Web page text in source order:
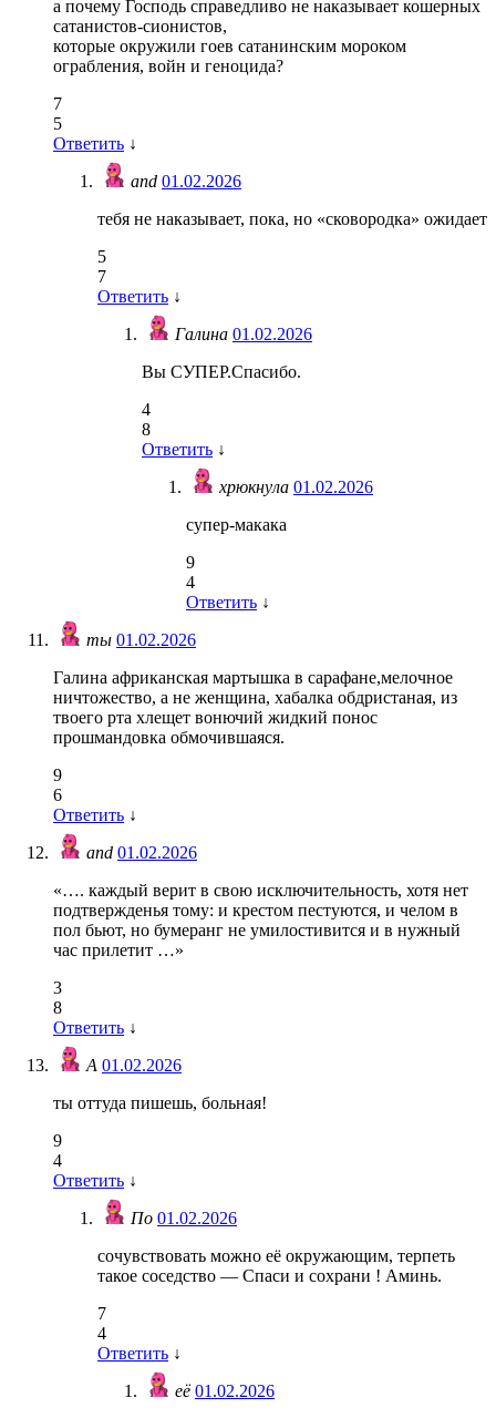
а почему Господь справедливо не наказывает кошерных
сатанистов-сионистов,
которые окружили гоев сатанинским мороком
ограбления, войн и геноцида?
7
5
Ответить ↓
and 01.02.2026
тебя не наказывает, пока, но «сковородка» ожидает
5
7
Ответить ↓
Галина 01.02.2026
Вы СУПЕР.Спасибо.
4
8
Ответить ↓
хрюкнула 01.02.2026
супер-макака
9
4
Ответить ↓
ты 01.02.2026
Галина африканская мартышка в сарафане,мелочное
ничтожество, а не женщина, хабалка обдристаная, из
твоего рта хлещет вонючий жидкий понос
прошмандовка обмочившаяся.
9
6
Ответить ↓
and 01.02.2026
«…. каждый верит в свою исключительность, хотя нет
подтвержденья тому: и крестом пестуются, и челом в
пол бьют, но бумеранг не умилостивится и в нужный
час прилетит …»
3
8
Ответить ↓
А 01.02.2026
ты оттуда пишешь, больная!
9
4
Ответить ↓
По 01.02.2026
сочувствовать можно её окружающим, терпеть
такое соседство — Спаси и сохрани ! Аминь.
7
4
Ответить ↓
её01.02.2026